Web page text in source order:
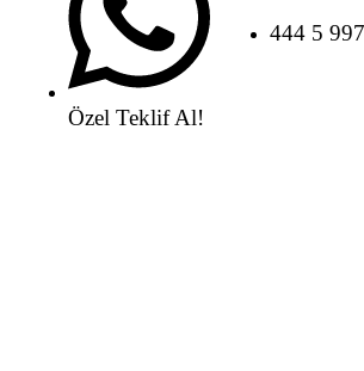
Özel Teklif Al!
444 5